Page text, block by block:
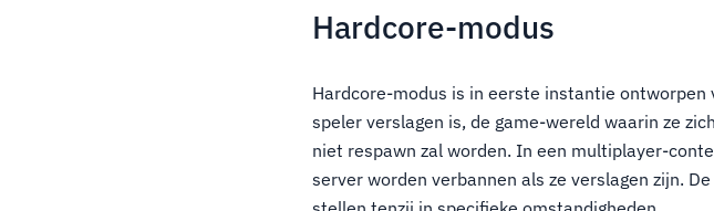
Hardcore-modus
Hardcore-modus is in eerste instantie
speler verslagen is, de game-wereld waarin ze
niet respawn zal worden. In een multiplayer-
server worden verbannen als ze verslagen zijn.